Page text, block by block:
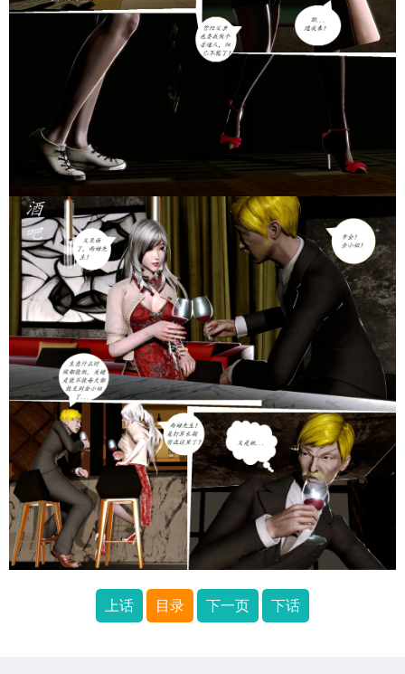
上话 目录 下一页 下话